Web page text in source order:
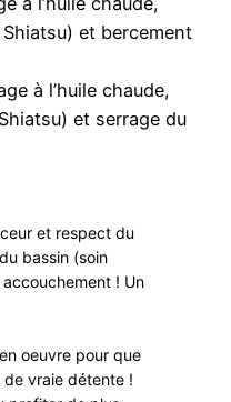
et bercement
à l’huile chaude,
et serrage du
et respect du
bassin (soin
! Un
oeuvre pour que
vraie détente !